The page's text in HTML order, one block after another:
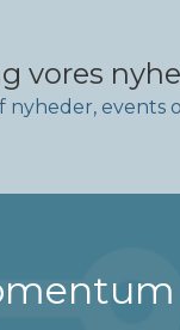
vores
nyheder, events